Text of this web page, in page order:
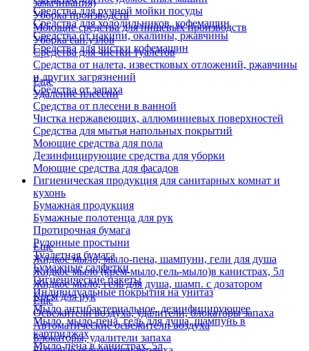
Средства для ручной мойки посуды
Средства для холодильников, кофемашин
Средства от накипи, окалины, ржавчины
Средства для чистки кофемашин
замачивания)
Уборка производств
Моющие средства для пищевых производств
Уборка сан.узлов
Средства для чистки туалетов
Средства от налета, известковых отложений, ржавчины
и других загрязнений
Средства от запаха
Еще
Удаление плесени
Средства от плесени в ванной
Чистка нержавеющих, аллюминиевых поверхностей
Средства для мытья напольных покрытий
Моющие средства для пола
Дезинфицирующие средства для уборки
Моющие средства для фасадов
Гигиеническая продукция для санитарных комнат и
кухонь
Бумажная продукция
Бумажные полотенца для рук
Протирочная бумага
Рулонные простыни
Туалетная бумага
Бумажные салфетки
Гигиенические пакеты
Индивидуальные покрытия на унитаз
Еще
Жидкое мыло, мыло-пена, шампуни, гели для душа
Жидкое мыло (крем-мыло,гель-мыло)в канистрах, 5л
Жидкое мыло, гель для душа, шамп. с дозатором
Крем для рук
Мыло антибактериальное, дезинфицирующее
Мыло, мыло-пена, гель для душа, шампунь в
картриджах
Мыло-пена в канистрах, 5л
Еще
Освежители воздуха, удалители, блокаторы запаха
Автоматические освежители воздуха
Блокаторы, удалители запаха